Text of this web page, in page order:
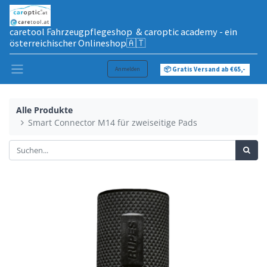
caretool Fahrzeugpflegeshop & caroptic academy - ein
österreichischer Onlineshop🇦🇹
Anmelden 📦 Gratis Versand ab €65,-
Alle Produkte
Smart Connector M14 für zweiseitige Pads